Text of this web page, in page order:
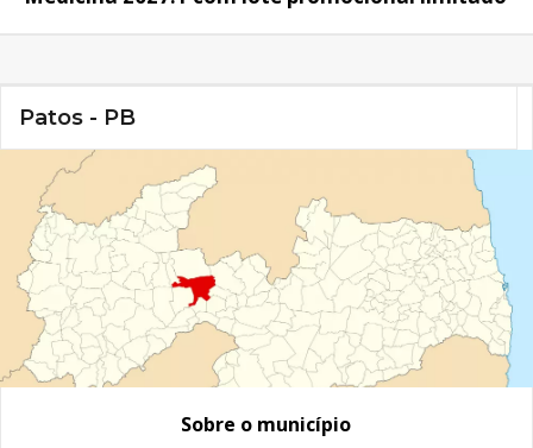
Patos - PB
Sobre o município